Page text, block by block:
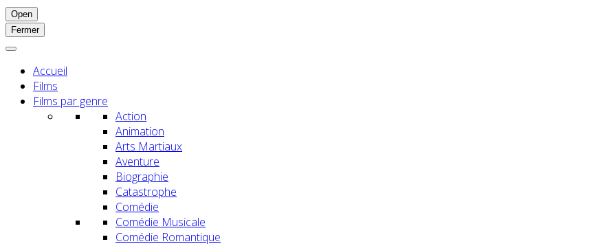
Open
Fermer
Accueil
Films
Films par genre
Action
Animation
Arts Martiaux
Aventure
Biographie
Catastrophe
Comédie
Comédie Musicale
Comédie Romantique